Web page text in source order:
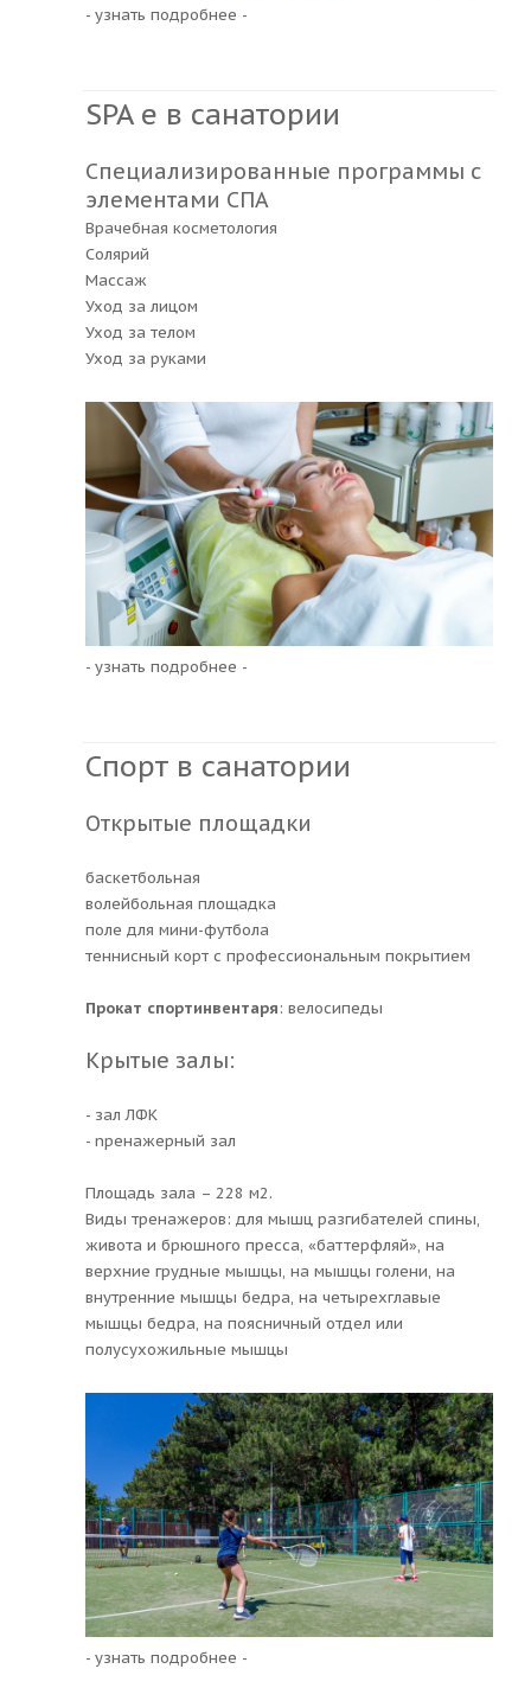
- узнать подробнее -
SPA е в санатории
Специализированные программы с
элементами СПА
Врачебная косметология
Солярий
Массаж
Уход за лицом
Уход за телом
Уход за руками
- узнать подробнее -
Спорт в санатории
Открытые площадки
баскетбольная
волейбольная площадка
поле для мини-футбола
теннисный корт с профессиональным покрытием
Прокат спортинвентаря: велосипеды
Крытые залы:
- зал ЛФК
- nренажерный зал
Площадь зала – 228 м2.
Виды тренажеров: для мышц разгибателей спины,
живота и брюшного пресса, «баттерфляй», на
верхние грудные мышцы, на мышцы голени, на
внутренние мышцы бедра, на четырехглавые
мышцы бедра, на поясничный отдел или
полусухожильные мышцы
- узнать подробнее -